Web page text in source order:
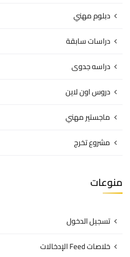
دبلوم مهني
دراسات سابقة
دراسه جدوى
دروس اون لاين
ماجستير مهني
مشروع تخرج
منوعات
تسجيل الدخول
خلاصات Feed الإدخالات